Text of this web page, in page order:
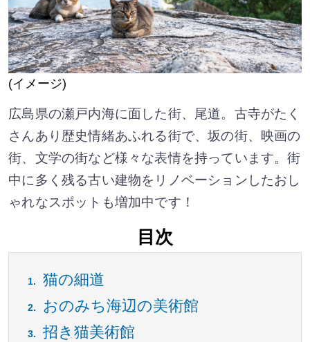
(イメージ)
広島県の瀬戸内海に面した街、尾道。古寺がたく
さんあり歴史情緒あふれる街で、坂の街、映画の
街、文学の街など様々な表情を持っています。街
中に多く残る古い建物をリノベーションしたおし
ゃれなスポットも増加中です！
目次
猫の細道
おのみち海辺の美術館
招き猫美術館